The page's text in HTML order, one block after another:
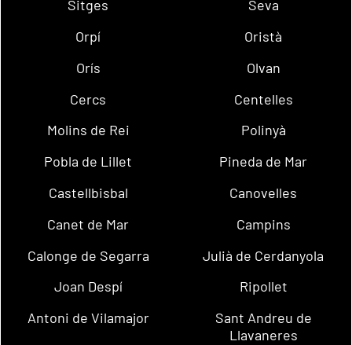
Sitges
Seva
Orpí
Oristà
Orís
Olvan
Cercs
Centelles
Molins de Rei
Polinyà
Pobla de Lillet
Pineda de Mar
Castellbisbal
Canovelles
Canet de Mar
Campins
Calonge de Segarra
Julià de Cerdanyola
Joan Despí
Ripollet
Antoni de Vilamajor
Sant Andreu de
Llavaneres